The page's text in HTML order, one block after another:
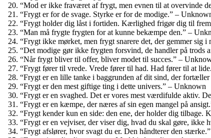
“Mod er ikke fraværet af frygt, men evnen til at overvinde
“Frygt er for de svage. Styrke er for de modige.” –
“Frygt holder dig låst i fortiden. Kærlighed frigør dig til
“Man må frygte frygten for at kunne bekæmpe den.” –
“Frygt ikke mørket, men frygt snarere det, der gemmer sig
“Det modige gør ikke frygten forsvind, de handler på trods
“Når frygt bliver til offer, bliver modet til succes.” –
“Frygt fører til vrede. Vrede fører til had. Had fører til at
“Frygt er en lille tanke i baggrunden af ​​dit sind, der
“Frygt er den mest giftige ting i dette univers.” – Unknown
“Frygt er en svaghed. Det er vores mest værdifulde aktiv.
“Frygt er en kæmpe, der næres af sin egen mangel på
“Frygt kender kun en side: den ene, der holder dig tilbage.
“Frygt er en vejviser, der viser dig, hvad du skal gøre, ikke
“Frygt afslører, hvor svagt du er. Den håndterer den